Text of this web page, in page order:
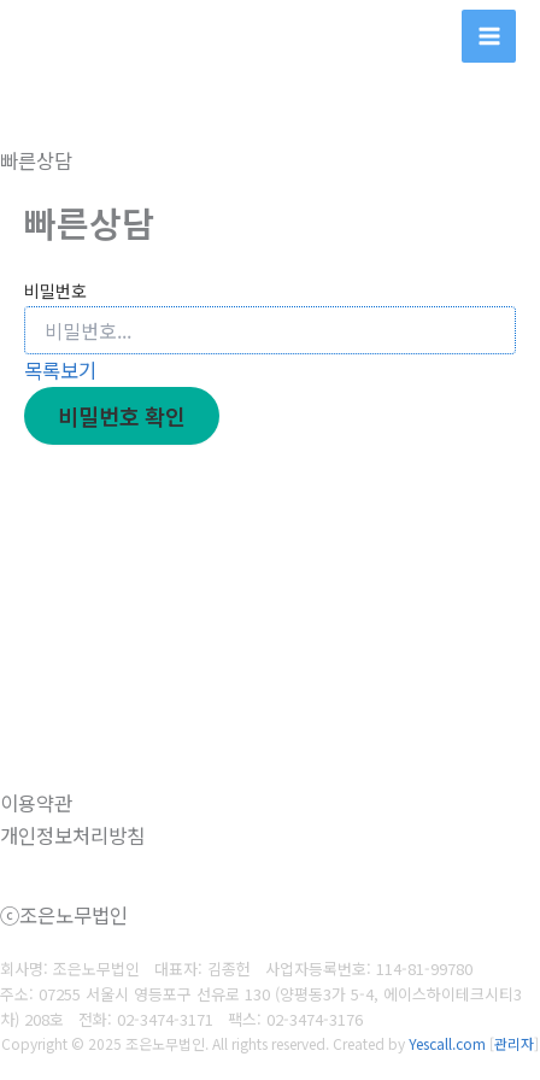
건
너
빠른상담
빠른상담
비밀번호
목록보기
비밀번호 확인
이용약관
개인정보처리방침
ⓒ조은노무법인
회사명: 조은노무법인 대표자: 김종헌 사업자등록번호: 114-81-99780
주소: 07255 서울시 영등포구 선유로 130 (양평동3가 5-4, 에이스하이테크시티3
차) 208호 전화: 02-3474-3171 팩스: 02-3474-3176
Copyright © 2025 조은노무법인. All rights reserved. Created byYescall.com [관리자]